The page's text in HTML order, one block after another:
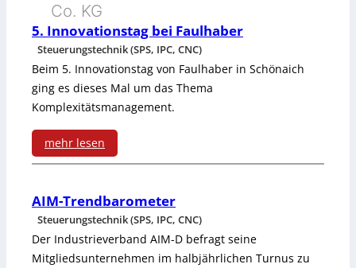
Co. KG
5. Innovationstag bei Faulhaber
Steuerungstechnik (SPS, IPC, CNC)
Beim 5. Innovationstag von Faulhaber in Schönaich
ging es dieses Mal um das Thema
Komplexitätsmanagement.
mehr lesen
:
5
I
AIM-Trendbarometer
Steuerungstechnik (SPS, IPC, CNC)
Der Industrieverband AIM-D befragt seine
Mitgliedsunternehmen im halbjährlichen Turnus zu